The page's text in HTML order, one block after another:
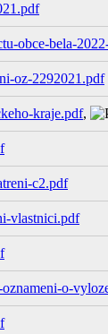
obce-bela-
oz-2292021.pdf
kraje.pdf,
c2.pdf
vlastnici.pdf
o-